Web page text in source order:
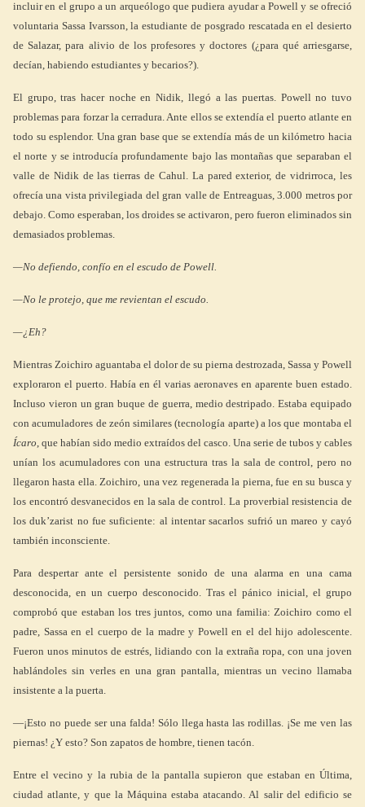
incluir en el grupo a un arqueólogo que pudiera ayudar a Powell y se ofreció
voluntaria Sassa Ivarsson, la estudiante de posgrado rescatada en el desierto
de Salazar, para alivio de los profesores y doctores (¿para qué arriesgarse,
decían, habiendo estudiantes y becarios?).
El grupo, tras hacer noche en Nidik, llegó a las puertas. Powell no tuvo
problemas para forzar la cerradura. Ante ellos se extendía el puerto atlante en
todo su esplendor. Una gran base que se extendía más de un kilómetro hacia
el norte y se introducía profundamente bajo las montañas que separaban el
valle de Nidik de las tierras de Cahul. La pared exterior, de vidrirroca, les
ofrecía una vista privilegiada del gran valle de Entreaguas, 3.000 metros por
debajo. Como esperaban, los droides se activaron, pero fueron eliminados sin
demasiados problemas.
—No defiendo, confío en el escudo de Powell.
—No le protejo, que me revientan el escudo.
—¿Eh?
Mientras Zoichiro aguantaba el dolor de su pierna destrozada, Sassa y Powell
exploraron el puerto. Había en él varias aeronaves en aparente buen estado.
Incluso vieron un gran buque de guerra, medio destripado. Estaba equipado
con acumuladores de zeón similares (tecnología aparte) a los que montaba el
Ícaro, que habían sido medio extraídos del casco. Una serie de tubos y cables
unían los acumuladores con una estructura tras la sala de control, pero no
llegaron hasta ella. Zoichiro, una vez regenerada la pierna, fue en su busca y
los encontró desvanecidos en la sala de control. La proverbial resistencia de
los duk’zarist no fue suficiente: al intentar sacarlos sufrió un mareo y cayó
también inconsciente.
Para despertar ante el persistente sonido de una alarma en una cama
desconocida, en un cuerpo desconocido. Tras el pánico inicial, el grupo
comprobó que estaban los tres juntos, como una familia: Zoichiro como el
padre, Sassa en el cuerpo de la madre y Powell en el del hijo adolescente.
Fueron unos minutos de estrés, lidiando con la extraña ropa, con una joven
hablándoles sin verles en una gran pantalla, mientras un vecino llamaba
insistente a la puerta.
—¡Esto no puede ser una falda! Sólo llega hasta las rodillas. ¡Se me ven las
piernas! ¿Y esto? Son zapatos de hombre, tienen tacón.
Entre el vecino y la rubia de la pantalla supieron que estaban en Última,
ciudad atlante, y que la Máquina estaba atacando. Al salir del edificio se